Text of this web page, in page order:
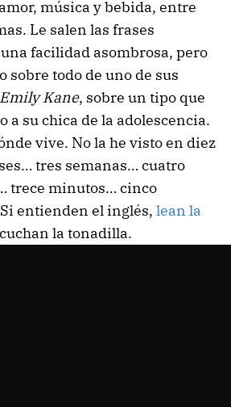
música y bebida, entre
Le salen las frases
facilidad asombrosa, pero
sobre todo de uno de sus
Emily Kane, sobre un tipo que
a su chica de la adolescencia.
vive. No la he visto en diez
tres semanas… cuatro
trece minutos… cinco
entienden el inglés, lean la
la tonadilla.